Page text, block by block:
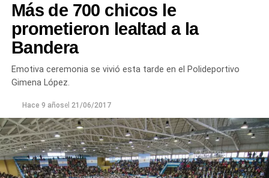
Más de 700 chicos le
prometieron lealtad a la
Bandera
Emotiva ceremonia se vivió esta tarde en el Polideportivo
Gimena López.
Hace 9 añosel 21/06/2017